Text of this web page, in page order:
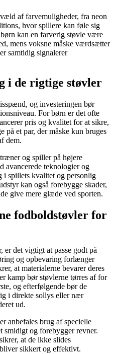
af farvemuligheder, fra neon
hvor spillere kan føle sig
kan en farverig støvle være
mens voksne måske værdsætter
samtidig signalerer
i de rigtige støvler
og investeringen bør
For børn er det ofte
pris og kvalitet for at sikre,
på et par, der måske kun bruges
dem.
og spiller på højere
avancerede teknologier og
i spillets kvalitet og personlig
kan også forebygge skader,
give mere glæde ved sporten.
fodboldstøvler for
det vigtigt at passe godt på
og opbevaring forlænger
at materialerne bevarer deres
kamp bør støvlerne tørres af for
og efterfølgende bør de
i direkte sollys eller nær
ud.
anbefales brug af specielle
smidigt og forebygger revner.
at de ikke slides
sikkert og effektivt.